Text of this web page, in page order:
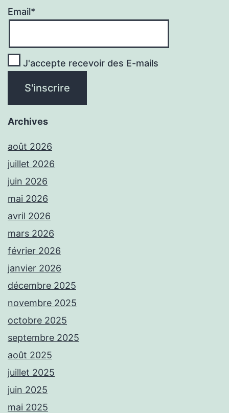
Email*
J'accepte recevoir des E-mails
Archives
août 2026
juillet 2026
juin 2026
mai 2026
avril 2026
mars 2026
février 2026
janvier 2026
décembre 2025
novembre 2025
octobre 2025
septembre 2025
août 2025
juillet 2025
juin 2025
mai 2025